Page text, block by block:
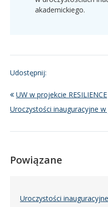
akademickiego.
Udostępnij:
UW w projekcie RESILIENCE
Uroczystości inauguracyjne
Powiązane
Uroczystości